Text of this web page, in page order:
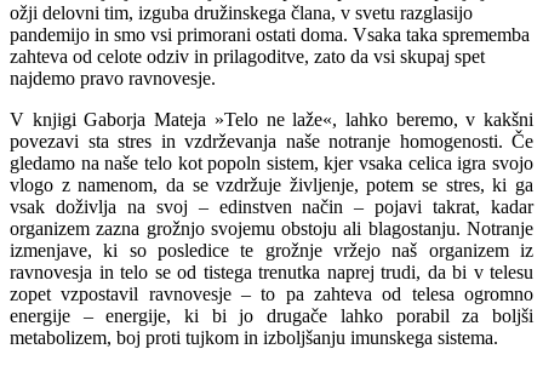
ožji delovni tim, izguba družinskega člana, v svetu razglasijo
pandemijo in smo vsi primorani ostati doma. Vsaka taka sprememba
zahteva od celote odziv in prilagoditve, zato da vsi skupaj spet
najdemo pravo ravnovesje.
V knjigi Gaborja Mateja »Telo ne laže«, lahko beremo, v kakšni
povezavi sta stres in vzdrževanja naše notranje homogenosti. Če
gledamo na naše telo kot popoln sistem, kjer vsaka celica igra svojo
vlogo z namenom, da se vzdržuje življenje, potem se stres, ki ga
vsak doživlja na svoj – edinstven način – pojavi takrat, kadar
organizem zazna grožnjo svojemu obstoju ali blagostanju. Notranje
izmenjave, ki so posledice te grožnje vržejo naš organizem iz
ravnovesja in telo se od tistega trenutka naprej trudi, da bi v telesu
zopet vzpostavil ravnovesje – to pa zahteva od telesa ogromno
energije – energije, ki bi jo drugače lahko porabil za boljši
metabolizem, boj proti tujkom in izboljšanju imunskega sistema.